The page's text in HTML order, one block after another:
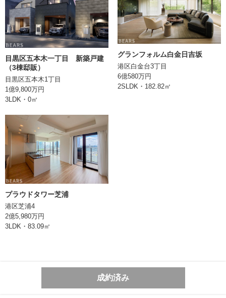
備考
情報登録日 2024/06/06
次回更新日
株式会社BEARS
明治安田生命ビル10階
TEL:0362066070
東京都知事 (1) 第106896号
目黒区五本木一丁目 新築戸建
（3棟邸販）
目黒区五本木1丁目
1億9,800万円
3LDK・0㎡
グランフォルム白金日吉坂
港区白金台3丁目
6億580万円
2SLDK・182.82㎡
プラウドタワー芝浦
港区芝浦4
2億5,980万円
3LDK・83.09㎡
成約済み